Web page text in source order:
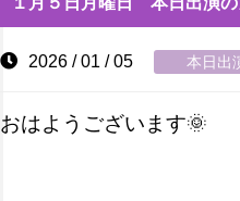
2026 / 01 / 05 本日出
おはようございます🌞